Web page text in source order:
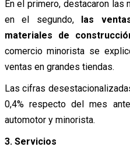
En el primero, destacaron las
en el segundo,las
materiales de
comercio minorista se
ventas en grandes tiendas.
Las cifras
0,4% respecto del mes
automotor y minorista.
3. Servicios